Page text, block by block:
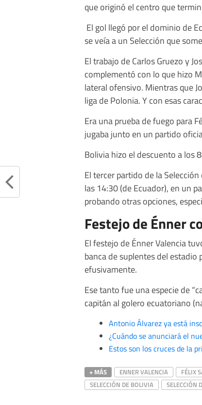
que originó el centro que
El gol llegó por el dominio de
se veía a un Selección que
El trabajo de Carlos Gruezo y
complementó con lo que hizo
lateral ofensivo. Mientras que
liga de Polonia. Y con esas
Era una prueba de fuego para
jugaba junto en un partido
Bolivia hizo el descuento a los
El tercer partido de la
las 14:30 (de Ecuador), en un
probando otras opciones,
Festejo de Énner
El festejo de Énner Valencia
banca de suplentes del estadio
efusivamente.
Ese tanto fue una especie de
capitán al golero ecuatoriano
Antonio Álvarez ya está
¿Cuándo se anunciará el
Estos son los cruces de la
+ MÁS ENNER VALENCIA FÉLIX
SELECCIÓN DE BOLIVIA
SELECCIÓN